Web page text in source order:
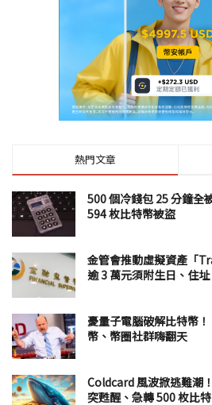
熱門文章
500 個冷錢包 25 分鐘全
594 枚比特幣被盜
金管會推動虛擬資產「
逾 3 萬元須附生日、住址
憂量子電腦破解比特幣
幣、幣圈社群嗨翻天
Coldcard 風波掀逃難潮
突甦醒、急轉 500 枚比